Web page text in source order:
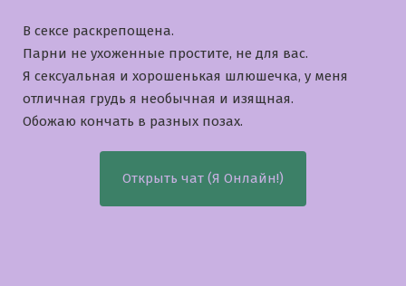
В сексе раскрепощена.
Парни не ухоженные простите, не для вас.
Я сексуальная и хорошенькая шлюшечка, у меня
отличная грудь я необычная и изящная.
Обожаю кончать в разных позах.
Открыть чат (Я Онлайн!)